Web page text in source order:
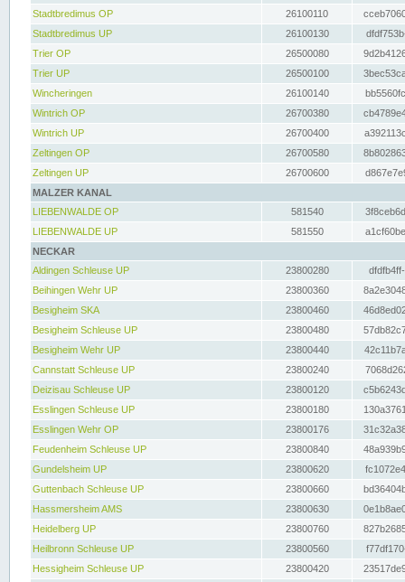
Stadtbredimus OP
26100110
Stadtbredimus UP
26100130
Trier OP
26500080
Trier UP
26500100
Wincheringen
26100140
Wintrich OP
26700380
Wintrich UP
26700400
Zeltingen OP
26700580
Zeltingen UP
26700600
MALZER KANAL
LIEBENWALDE OP
581540
LIEBENWALDE UP
581550
NECKAR
Aldingen Schleuse UP
23800280
Beihingen Wehr UP
23800360
Besigheim SKA
23800460
Besigheim Schleuse UP
23800480
Besigheim Wehr UP
23800440
Cannstatt Schleuse UP
23800240
Deizisau Schleuse UP
23800120
Esslingen Schleuse UP
23800180
Esslingen Wehr OP
23800176
Feudenheim Schleuse UP
23800840
Gundelsheim UP
23800620
Guttenbach Schleuse UP
23800660
Hassmersheim AMS
23800630
Heidelberg UP
23800760
Heilbronn Schleuse UP
23800560
Hessigheim Schleuse UP
23800420